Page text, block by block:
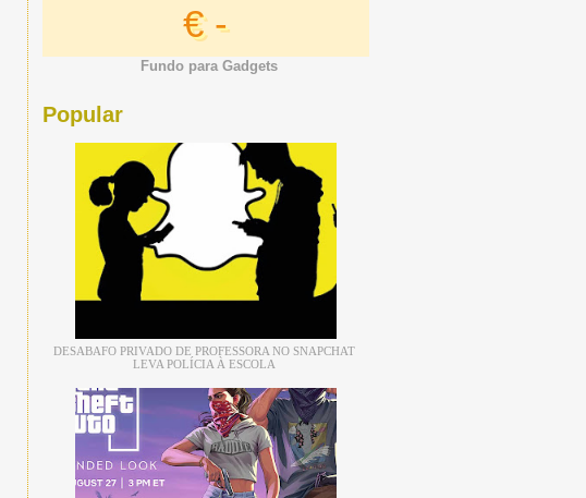
€ -
Fundo para Gadgets
Popular
DESABAFO PRIVADO DE PROFESSORA NO SNAPCHAT
LEVA POLÍCIA À ESCOLA